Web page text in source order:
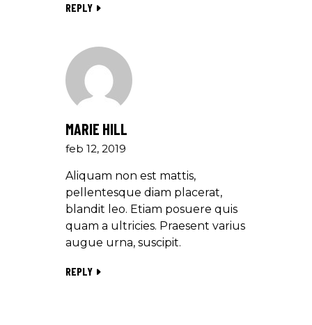
REPLY
MARIE HILL
feb 12, 2019
Aliquam non est mattis,
pellentesque diam placerat,
blandit leo. Etiam posuere quis
quam a ultricies. Praesent varius
augue urna, suscipit.
REPLY